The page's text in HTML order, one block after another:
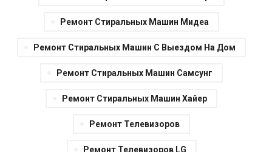
Ремонт Стиральных Машин Мидеа
Ремонт Стиральных Машин С Выездом На Дом
Ремонт Стиральных Машин Самсунг
Ремонт Стиральных Машин Хайер
Ремонт Телевизоров
Ремонт Телевизоров LG